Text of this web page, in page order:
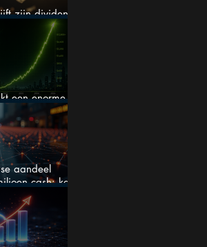
zijn dividend
er ook gebeurt
een enorme
aandeel
cash: kan
blijven